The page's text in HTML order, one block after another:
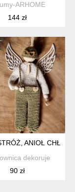
ARHOME
144 zł
ANIOŁ
dekoruje
90 zł